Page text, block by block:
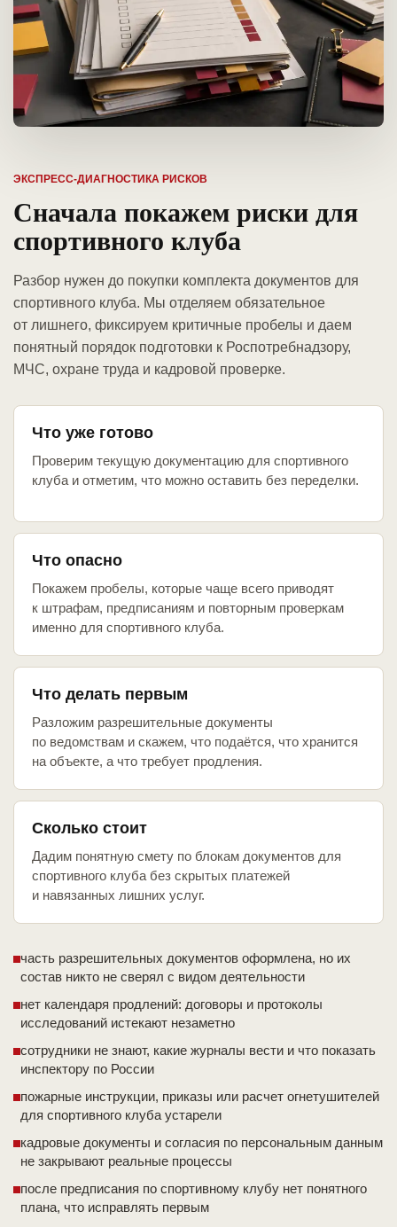
ЭКСПРЕСС-ДИАГНОСТИКА РИСКОВ
Сначала покажем риски для
спортивного клуба
Разбор нужен до покупки комплекта документов для
спортивного клуба. Мы отделяем обязательное
от лишнего, фиксируем критичные пробелы и даем
понятный порядок подготовки к Роспотребнадзору,
МЧС, охране труда и кадровой проверке.
Что уже готово
Проверим текущую документацию для спортивного
клуба и отметим, что можно оставить без переделки.
Что опасно
Покажем пробелы, которые чаще всего приводят
к штрафам, предписаниям и повторным проверкам
именно для спортивного клуба.
Что делать первым
Разложим разрешительные документы
по ведомствам и скажем, что подаётся, что хранится
на объекте, а что требует продления.
Сколько стоит
Дадим понятную смету по блокам документов для
спортивного клуба без скрытых платежей
и навязанных лишних услуг.
часть разрешительных документов оформлена, но их
состав никто не сверял с видом деятельности
нет календаря продлений: договоры и протоколы
исследований истекают незаметно
сотрудники не знают, какие журналы вести и что показать
инспектору по России
пожарные инструкции, приказы или расчет огнетушителей
для спортивного клуба устарели
кадровые документы и согласия по персональным данным
не закрывают реальные процессы
после предписания по спортивному клубу нет понятного
плана, что исправлять первым